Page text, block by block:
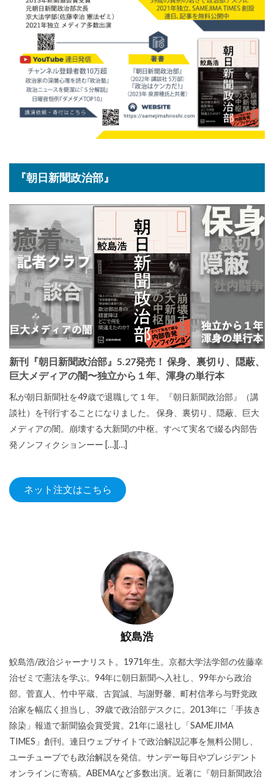
『朝日新聞政治部』
新刊『朝日新聞政治部』5.27発売！ 保身、裏切り、隠蔽、
巨大メディアの闇〜独立から１年、渾身の単行本
私が朝日新聞社を49歳で退職して１年。『朝日新聞政治部』（講
談社）を刊行することになりました。 保身、裏切り、隠蔽、巨大
メディアの闇。崩壊する大新聞の中枢。すべて実名で綴る内部告
発ノンフィクションーー […][…]
ネット注文はこちら
鮫島浩
鮫島浩/政治ジャーナリスト。1971年生。京都大学法学部の佐藤幸
治ゼミで憲法を学ぶ。94年に朝日新聞へ入社し、99年から政治
部。菅直人、竹中平蔵、古賀誠、与謝野馨、町村信孝ら与野党政
治家を幅広く担当し、39歳で政治部デスクに。2013年に「手抜き
除染」報道で新聞協会賞受賞。21年に退社し「SAMEJIMA
TIMES」創刊。連日ウェブサイトで政治解説記事を無料公開し、
ユーチューブでも政治解説を発信。サンデー毎日やプレジデント
オンラインに寄稿。ABEMAなど多数出演。近著に『朝日新聞政治